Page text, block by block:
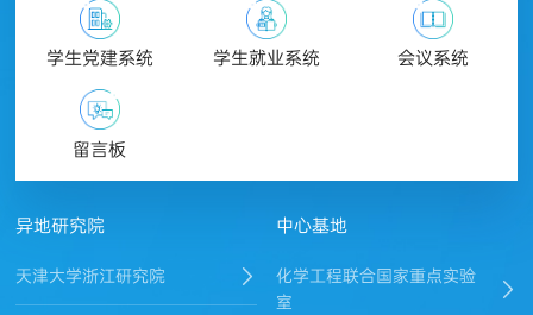
学生党建系统 学生就业系统 会议系统
留言板
异地研究院
天津大学浙江研究院
中心基地
化学工程联合国家重点实验
室